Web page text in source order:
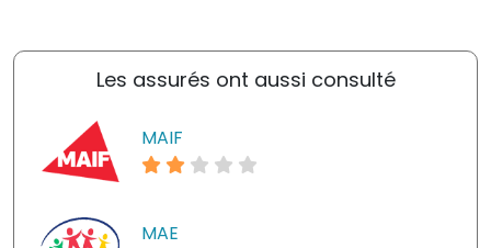
Les assurés ont aussi consulté
MAIF
MAE